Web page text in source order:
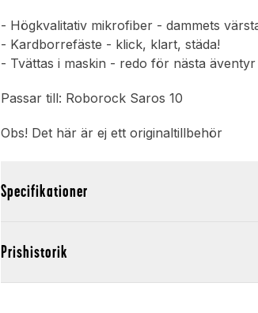
- Högkvalitativ mikrofiber - dammets
- Kardborrefäste - klick, klart, städa!
- Tvättas i maskin - redo för nästa äventyr
Passar till: Roborock Saros 10
Obs! Det här är ej ett originaltillbehör
Specifikationer
Prishistorik